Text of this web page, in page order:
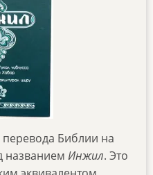
перевода Библии на
названием Инжил. Это